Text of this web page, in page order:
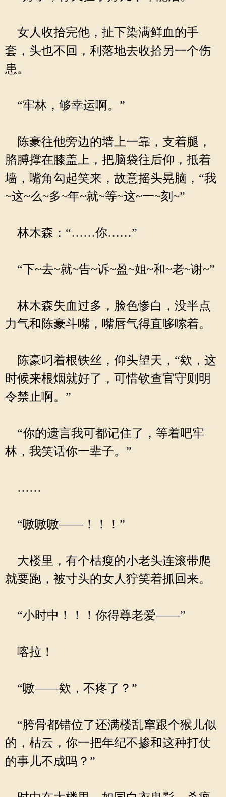
女人收拾完他，扯下染满鲜血的手
套，头也不回，利落地去收拾另一个伤
患。
“牢林，够幸运啊。”
陈豪往他旁边的墙上一靠，支着腿，
胳膊撑在膝盖上，把脑袋往后仰，抵着
墙，嘴角勾起笑来，故意摇头晃脑，“我
~这~么~多~年~就~等~这~一~刻~”
林木森：“……你……”
“下~去~就~告~诉~盈~姐~和~老~谢~”
林木森失血过多，脸色惨白，没半点
力气和陈豪斗嘴，嘴唇气得直哆嗦着。
陈豪叼着根铁丝，仰头望天，“欸，这
时候来根烟就好了，可惜钦查官守则明
令禁止啊。”
“你的遗言我可都记住了，等着吧牢
林，我笑话你一辈子。”
……
“嗷嗷嗷——！！！”
大楼里，有个枯瘦的小老头连滚带爬
就要跑，被寸头的女人狞笑着抓回来。
“小时中！！！你得尊老爱——”
喀拉！
“嗷——欸，不疼了？”
“胯骨都错位了还满楼乱窜跟个猴儿似
的，枯云，你一把年纪不掺和这种打仗
的事儿不成吗？”